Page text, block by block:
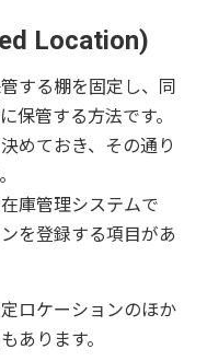
Location)
する棚を固定し、同
保管する方法です。
めておき、その通り
庫管理システムで
を登録する項目があ
ロケーションのほか
あります。